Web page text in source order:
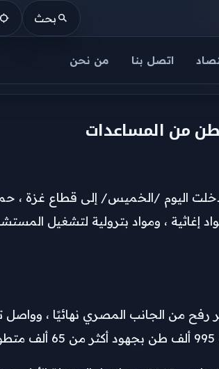
بحث
اتصل بنا من نحن
، ومواد بترولية لتشغيل
رفح من الجانب المصري نهائيًا ، وواصل